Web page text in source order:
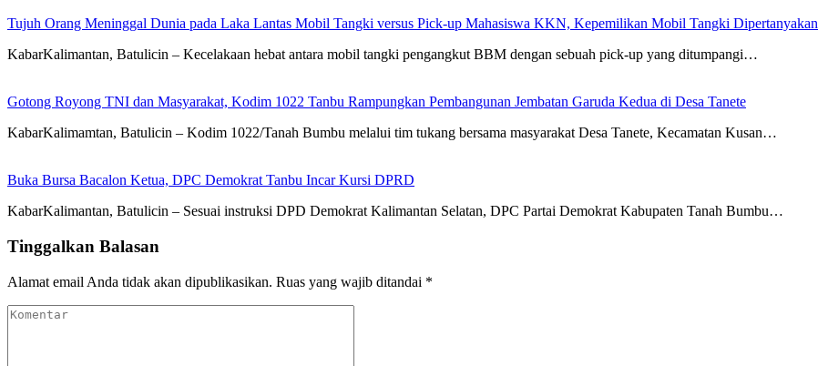
Tujuh Orang Meninggal Dunia pada Laka Lantas Mobil Tangki versus Pick-up Mahasiswa KKN, Kepemilikan Mobil Tangki Dipertanyakan
KabarKalimantan, Batulicin – Kecelakaan hebat antara mobil tangki pengangkut BBM dengan sebuah pick-up yang ditumpangi…
Gotong Royong TNI dan Masyarakat, Kodim 1022 Tanbu Rampungkan Pembangunan Jembatan Garuda Kedua di Desa Tanete
KabarKalimamtan, Batulicin – Kodim 1022/Tanah Bumbu melalui tim tukang bersama masyarakat Desa Tanete, Kecamatan Kusan…
Buka Bursa Bacalon Ketua, DPC Demokrat Tanbu Incar Kursi DPRD
KabarKalimantan, Batulicin – Sesuai instruksi DPD Demokrat Kalimantan Selatan, DPC Partai Demokrat Kabupaten Tanah Bumbu…
Tinggalkan Balasan
Alamat email Anda tidak akan dipublikasikan. Ruas yang wajib ditandai *